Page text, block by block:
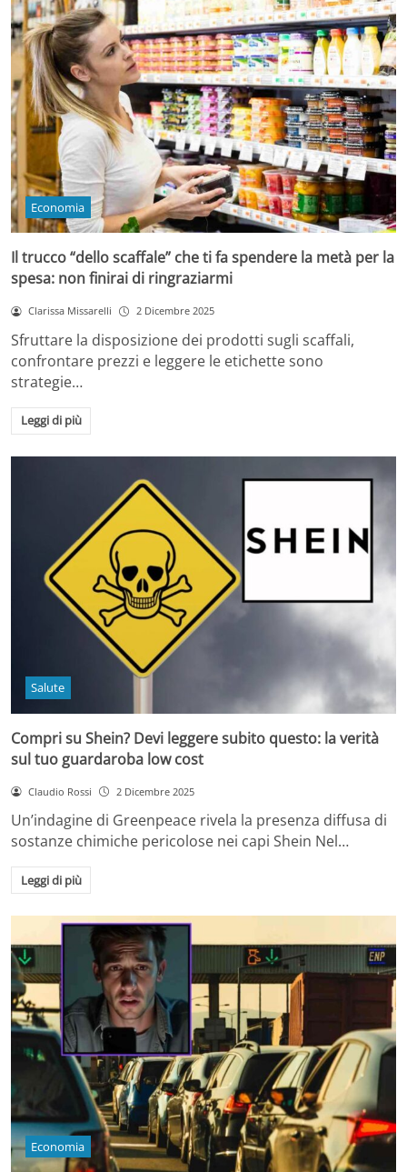
Economia
Il trucco “dello scaffale” che ti fa spendere la metà per la
spesa: non finirai di ringraziarmi
Clarissa Missarelli 2 Dicembre 2025
Sfruttare la disposizione dei prodotti sugli scaffali,
confrontare prezzi e leggere le etichette sono
strategie…
Leggi di più
Salute
Compri su Shein? Devi leggere subito questo: la verità
sul tuo guardaroba low cost
Claudio Rossi 2 Dicembre 2025
Un’indagine di Greenpeace rivela la presenza diffusa di
sostanze chimiche pericolose nei capi Shein Nel…
Leggi di più
Economia